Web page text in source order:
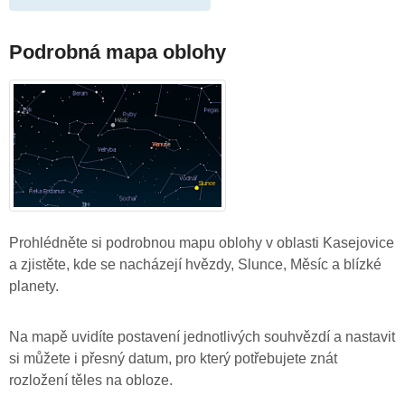
Podrobná mapa oblohy
Prohlédněte si podrobnou mapu oblohy v oblasti Kasejovice
a zjistěte, kde se nacházejí hvězdy, Slunce, Měsíc a blízké
planety.
Na mapě uvidíte postavení jednotlivých souhvězdí a nastavit
si můžete i přesný datum, pro který potřebujete znát
rozložení těles na obloze.